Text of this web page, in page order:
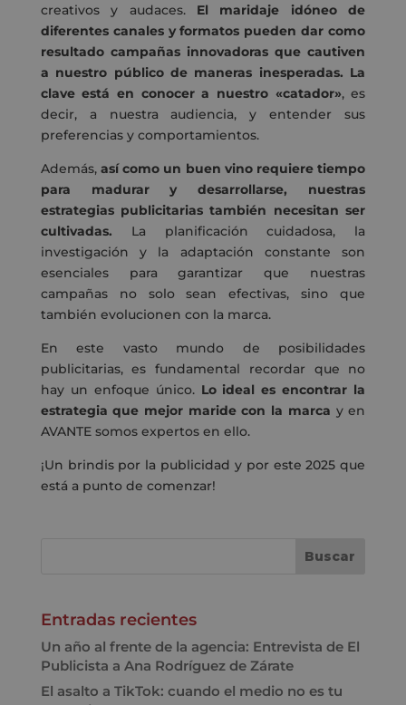
creativos y audaces. El maridaje idóneo de
diferentes canales y formatos pueden dar como
resultado campañas innovadoras que cautiven
a nuestro público de maneras inesperadas. La
clave está en conocer a nuestro «catador», es
decir, a nuestra audiencia, y entender sus
preferencias y comportamientos.
Además, así como un buen vino requiere tiempo
para madurar y desarrollarse, nuestras
estrategias publicitarias también necesitan ser
cultivadas. La planificación cuidadosa, la
investigación y la adaptación constante son
esenciales para garantizar que nuestras
campañas no solo sean efectivas, sino que
también evolucionen con la marca.
En este vasto mundo de posibilidades
publicitarias, es fundamental recordar que no
hay un enfoque único. Lo ideal es encontrar la
estrategia que mejor maride con la marca y en
AVANTE somos expertos en ello.
¡Un brindis por la publicidad y por este 2025 que
está a punto de comenzar!
Entradas recientes
Un año al frente de la agencia: Entrevista de El
Publicista a Ana Rodríguez de Zárate
El asalto a TikTok: cuando el medio no es tu